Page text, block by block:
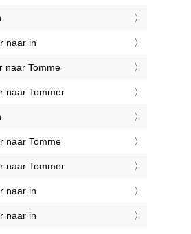
naar in
naar Tomme
naar Tommer
naar Tomme
naar Tommer
naar in
naar in